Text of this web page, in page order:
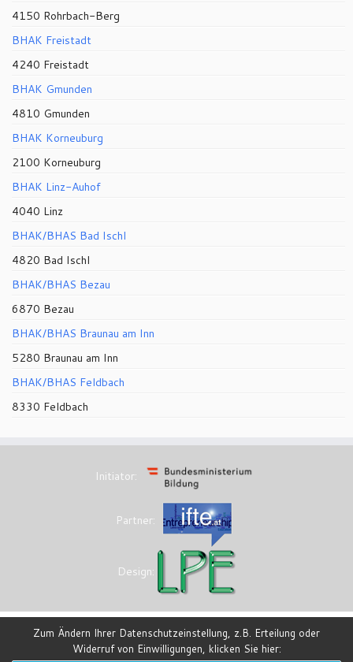
4150 Rohrbach-Berg
BHAK Freistadt
4240 Freistadt
BHAK Gmunden
4810 Gmunden
BHAK Korneuburg
2100 Korneuburg
BHAK Linz-Auhof
4040 Linz
BHAK/BHAS Bad Ischl
4820 Bad Ischl
BHAK/BHAS Bezau
6870 Bezau
BHAK/BHAS Braunau am Inn
5280 Braunau am Inn
BHAK/BHAS Feldbach
8330 Feldbach
Initiator:
Partner:
Design:
·© 2026 eesi-impulszentrum· Powered by ·
Zum Ändern Ihrer Datenschutzeinstellung, z.B. Erteilung oder
Widerruf von Einwilligungen, klicken Sie hier: